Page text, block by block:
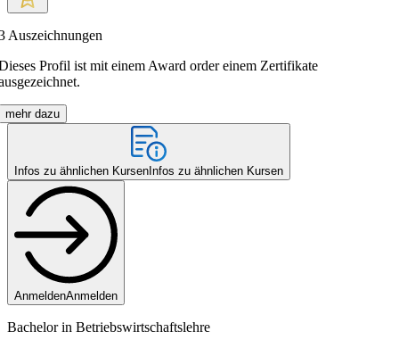
Auszeichnungen
Profil ist mit einem Award order einem Zertifikate
mehr dazu
Infos zu ähnlichen Kursen Infos zu ähnlichen Kursen
AnmeldenAnmelden
Bachelor in Betriebswirtschaftslehre